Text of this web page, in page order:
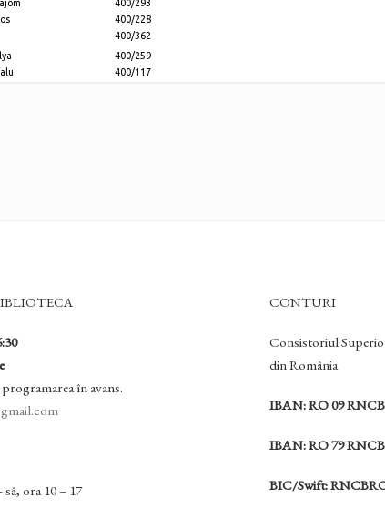
în avans.
sâ, ora 10 – 17
CONTURI
Consistoriul
din România
IBAN: RO 09 RNCB
IBAN: RO 79 RNCB
BIC/Swift: